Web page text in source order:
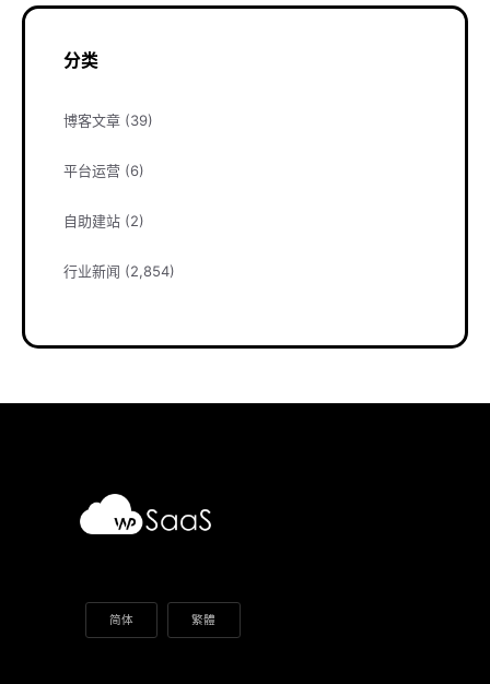
分类
博客文章 (39)
平台运营 (6)
自助建站 (2)
行业新闻 (2,854)
简体 繁體